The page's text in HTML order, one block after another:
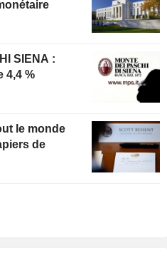
SIENA :
4,4 %
le monde
de